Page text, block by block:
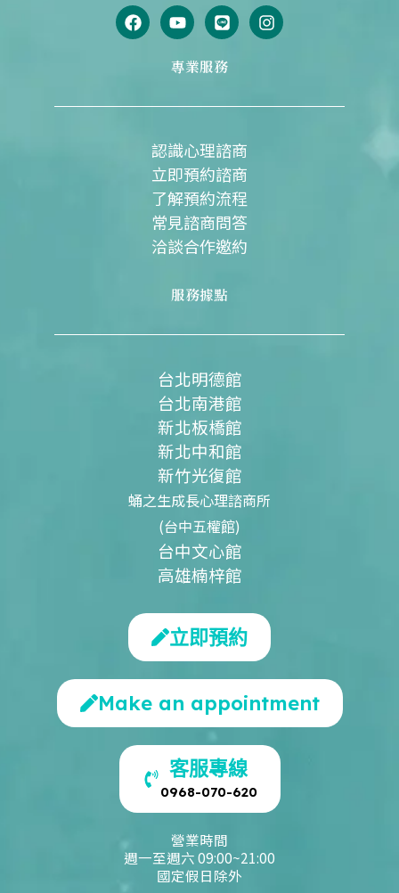
F
a
c
o
Y
o
u
t
u
e
L
i
n
e
I
n
s
r
專業服務
認識心理諮商
立即預約諮商
了解預約流程
常見諮商問答
洽談合作邀約
服務據點
台北明德館
台北南港館
新北板橋館
新北中和館
新竹光復館
蛹之生成長心理諮商所
(台中五權館)
台中文心館
高雄楠梓館
立即預約
Make an appointment
客服專線
0968-070-620
營業時間
週一至週六 09:00~21:00
國定假日除外